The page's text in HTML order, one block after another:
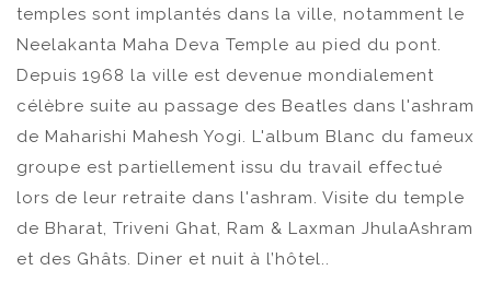
temples sont implantés dans la ville, notamment le
Neelakanta Maha Deva Temple au pied du pont.
Depuis 1968 la ville est devenue mondialement
célèbre suite au passage des Beatles dans l'ashram
de Maharishi Mahesh Yogi. L'album Blanc du fameux
groupe est partiellement issu du travail effectué
lors de leur retraite dans l'ashram. Visite du temple
de Bharat, Triveni Ghat, Ram & Laxman JhulaAshram
et des Ghâts. Diner et nuit à l’hôtel..